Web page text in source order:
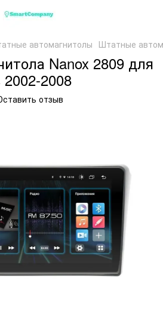
автомагнитолы Штатные
Nanox 2809 для
2008
отзыв